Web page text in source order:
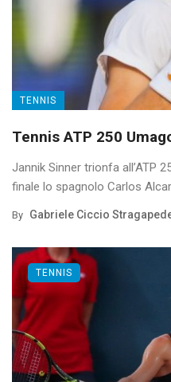
TENNIS
Tennis ATP 250
Jannik Sinner trionfa all’ATP
finale lo spagnolo Carlos
By Gabriele Ciccio
TENNIS